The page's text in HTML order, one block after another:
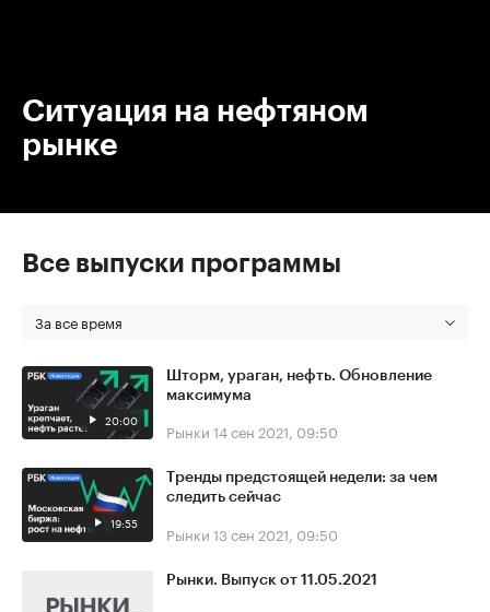
Ситуация на нефтяном
рынке
Все выпуски программы
За все время
20:00
Шторм, ураган, нефть. Обновление
максимума
Рынки 14 сен 2021, 09:50
19:55
Тренды предстоящей недели: за чем
следить сейчас
Рынки 13 сен 2021, 09:50
Рынки. Выпуск от 11.05.2021